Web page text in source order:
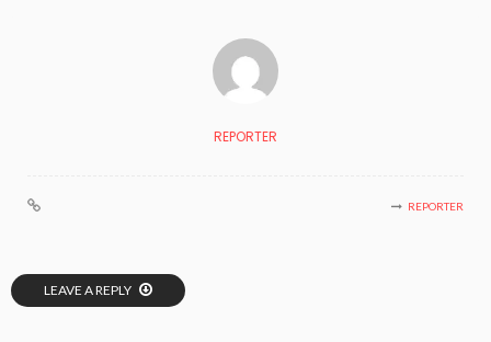
REPORTER
REPORTER
LEAVE A REPLY